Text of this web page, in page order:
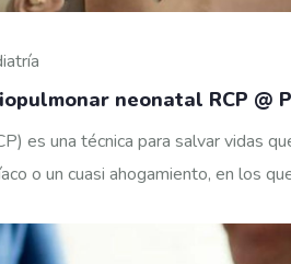
neonatal RCP @
es una técnica para salvar vidas
o un cuasi ahogamiento, en los